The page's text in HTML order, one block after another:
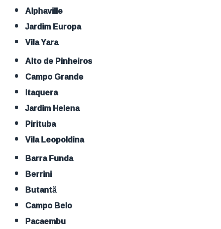
Alphaville
Jardim Europa
Vila Yara
Alto de Pinheiros
Campo Grande
Itaquera
Jardim Helena
Pirituba
Vila Leopoldina
Barra Funda
Berrini
Butantã
Campo Belo
Pacaembu